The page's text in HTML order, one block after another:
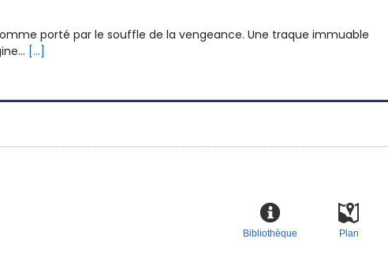
porté par le souffle de la vengeance. Une traque immuable
[...]
Plan
Bibliothèque